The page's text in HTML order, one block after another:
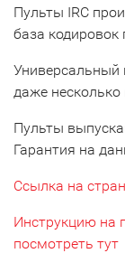
Пульты IRC
база кодировок
Универсальный
даже несколько
Пульты
Гарантия на
Ссылка на
Инструкцию на
посмотреть тут